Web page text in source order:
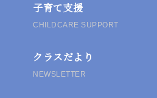
子育て支援
CHILDCARE SUPPORT
クラスだより
NEWSLETTER